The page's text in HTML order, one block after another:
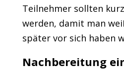
Teilnehmer sollten
werden, damit man
später vor sich haben
Nachbereitung